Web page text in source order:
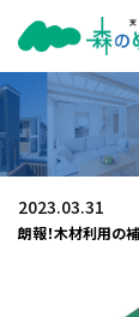
2023.03.31
朗報！木材利用の